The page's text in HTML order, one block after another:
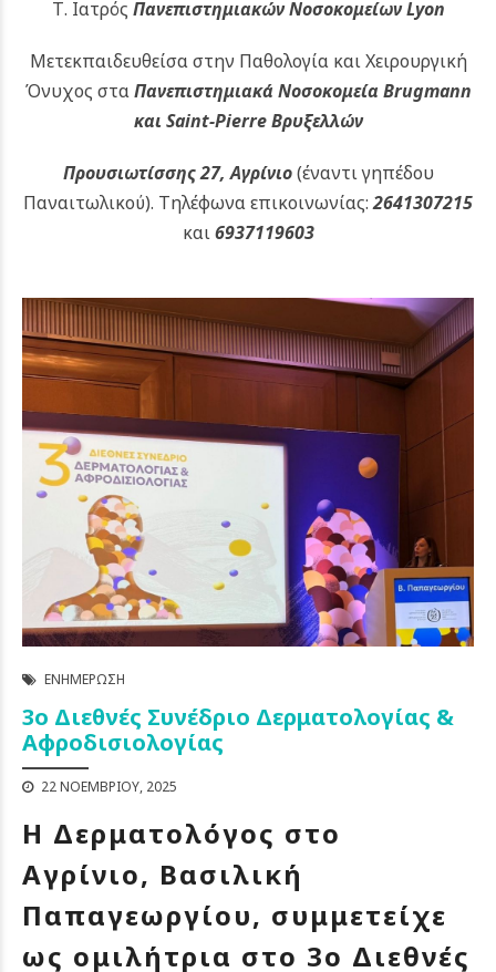
Τ. Ιατρός Πανεπιστημιακών Νοσοκομείων Lyon
Μετεκπαιδευθείσα στην Παθολογία και Χειρουργική
Όνυχος σταΠανεπιστημιακά Νοσοκομεία Brugmann
και Saint-Pierre Βρυξελλών
Προυσιωτίσσης 27, Αγρίνιο(έναντι γηπέδου
Παναιτωλικού). Τηλέφωνα επικοινωνίας:2641307215
και6937119603
ΕΝΗΜΈΡΩΣΗ
3ο Διεθνές Συνέδριο Δερματολογίας &
Αφροδισιολογίας
22 ΝΟΕΜΒΡΊΟΥ, 2025
Η Δερματολόγος στο
Αγρίνιο, Βασιλική
Παπαγεωργίου, συμμετείχε
ως ομιλήτρια στο 3ο Διεθνές